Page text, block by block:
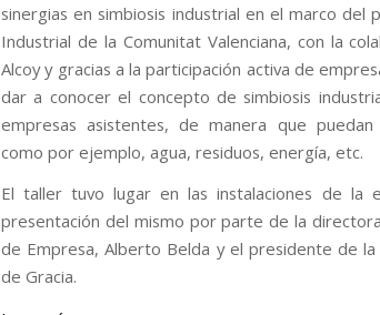
sinergias en simbiosis industrial en el marco del
Industrial de la Comunitat Valenciana, con la
Alcoy y gracias a la participación activa de
dar a conocer el concepto de simbiosis
empresas asistentes, de manera que puedan
como por ejemplo, agua, residuos, energía, etc.
El taller tuvo lugar en las instalaciones de la
presentación del mismo por parte de la directora
de Empresa, Alberto Belda y el presidente de la
de Gracia.